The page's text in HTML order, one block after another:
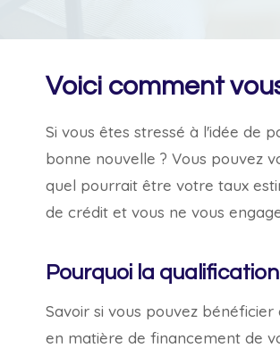
Voici comment
Si vous êtes stressé à l'idée de
bonne nouvelle ? Vous pouvez
quel pourrait être votre taux
de crédit et vous ne vous
Pourquoi la
Savoir si vous pouvez
en matière de financement de